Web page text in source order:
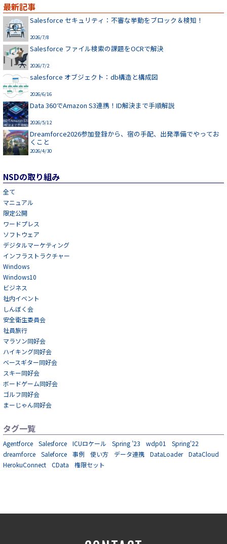
最新記事
Salesforce セキュリティ：不審な挙動をブロック＆検知！
2026/7/8
Salesforce ファイル検索の課題をOCRで解決
2026/7/2
salesforce オブジェクト：db構造と構成図
2026/6/16
Data 360でAmazon S3連携！ID解決まで手順解説
2026/5/12
Dreamforce2026参加登録から、宿の手配、出発準備でやってお
くこと
2026/4/30
NSDの取り組み
全て
マニュアル
限定公開
ワードプレス
ソフトウェア
デジタルマーケティング
インフラストラクチャー
Windows
Windows10
ビジネス
社内イベント
しんぼく会
安全衛生委員会
社員旅行
マラソン同好会
ハイキング同好会
ベースギター同好会
スキー同好会
ボードゲーム同好会
ゴルフ同好会
まーじゃん同好会
タグ一覧
Agentforce Salesforce ICUロケール Spring ’23 wdp01
Spring'22
dreamforce
Saleforce 事例 使い方 データ連携 DataLoader
DataCloud
HerokuConnect
CData 権限セット